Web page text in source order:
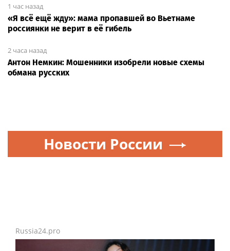
1 час назад
«Я всё ещё жду»: мама пропавшей во Вьетнаме
россиянки не верит в её гибель
2 часа назад
Антон Немкин: Мошенники изобрели новые схемы
обмана русских
Новости России
Russia24.pro